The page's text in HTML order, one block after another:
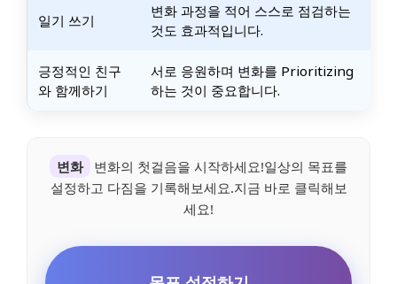
일기 쓰기
변화 과정을 적어 스스로 점검하는
것도 효과적입니다.
긍정적인 친구
와 함께하기
서로 응원하며 변화를 Prioritizing
하는 것이 중요합니다.
변화
변화의 첫걸음을 시작하세요!일상의 목표를
설정하고 다짐을 기록해보세요.지금 바로 클릭해보
세요!